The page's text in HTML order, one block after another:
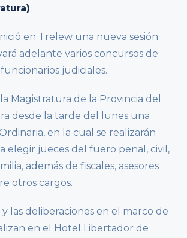
en Trelew una nueva sesión
adelante varios concursos de
judiciales.
Magistratura de la Provincia del
desde la tarde del lunes una
en la cual se realizarán
elegir jueces del fuero penal, civil,
además de fiscales, asesores
otros cargos.
y las deliberaciones en el marco de
en el Hotel Libertador de